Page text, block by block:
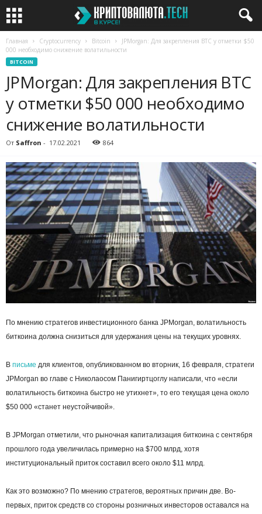
Главная Cryptocurrency Bitcoin
JPMorgan: Для закрепления BTC у отметки $50
000 необходимо снижение волатильности
BITCOIN
JPMorgan: Для закрепления BTC
у отметки $50 000 необходимо
снижение волатильности
От Saffron - 17.02.2021 864
По мнению стратегов инвестиционного банка JPMorgan, волатильность
биткоина должна снизиться для удержания цены на текущих уровнях.
В письме для клиентов, опубликованном во вторник, 16 февраля, стратеги
JPMorgan во главе с Николаосом Панигиртцоглу написали, что «если
волатильность биткоина быстро не утихнет», то его текущая цена около
$50 000 «станет неустойчивой».
В JPMorgan отметили, что рыночная капитализация биткоина с сентября
прошлого года увеличилась примерно на $700 млрд, хотя
институциональный приток составил всего около $11 млрд.
Как это возможно? По мнению стратегов, вероятных причин две. Во-
первых, приток средств со стороны розничных инвесторов оставался на